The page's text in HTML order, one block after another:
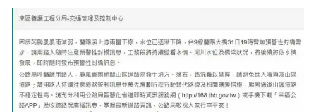
地方大小事
校園動態
原住民動態
縣市長選舉
議員民代選舉
鄉鎮長村里長選舉
溫馨關懷
藝文展覽
專題講座
休閒旅遊
時尚行業
醫療養生
醫藥新訊
產業科技